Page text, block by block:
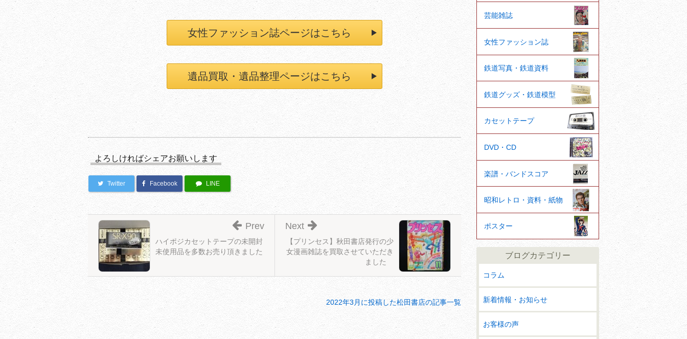
女性ファッション誌ページはこちら
遺品買取・遺品整理ページはこちら
よろしければシェアお願いします
Twitter Facebook LINE
【プリンセス】秋田書店発行の少
女漫画雑誌を買取させていただき
ました
Next
ハイポジカセットテープの未開封
未使用品を多数お売り頂きました
Prev
2022年3月に投稿した松田書店の記事一覧
芸能雑誌
女性ファッション誌
鉄道写真・鉄道資料
鉄道グッズ・鉄道模型
カセットテープ
DVD・CD
楽譜・バンドスコア
昭和レトロ・資料・紙物
ポスター
ブログカテゴリー
コラム
新着情報・お知らせ
お客様の声